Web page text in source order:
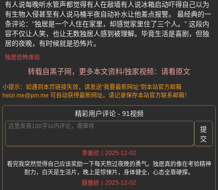
有人说每晚听水管声都觉得有人在敲墙有人说冰箱启动吓得自己以为
有生物入侵甚至有人说马桶半夜自动补水让他差点报警。 最经典的一
条评论：“独居是一个人住在家里，却感觉家里住了三个人。” 这段内
容不仅让人笑，也让无数独居人感到被理解。毕竟生活是喜剧，但独
居的夜晚，有时候就是恐怖片。
独居恐怖体验
转载自黑子网，更多本文资料/独家视频：请看原文
小提示：如遇到本页链接失效，请发送“我要最新网址”到本站官方邮箱
heizi.me@pm.me 可自动获得最新网址。请记录保存本站官方联系邮箱！
精彩用户评论 - 91视频
提
交
李美珍
2025-12-02
看完我突然觉得自己应该奖励一下每天熬过夜晚的勇气。独居真的像在考验精神
耐力，白天是生活片，晚上是惊悚片，身体健全，心态全靠硬撑。
聂傲娇
2025-12-02